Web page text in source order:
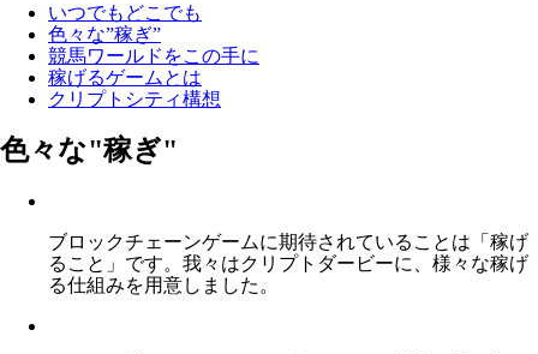
いつでもどこでも
色々な”稼ぎ”
競馬ワールドをこの手に
稼げるゲームとは
クリプトシティ構想
色々な"稼ぎ"
ブロックチェーンゲームに期待されていることは「稼げ
ること」です。我々はクリプトダービーに、様々な稼げ
る仕組みを用意しました。